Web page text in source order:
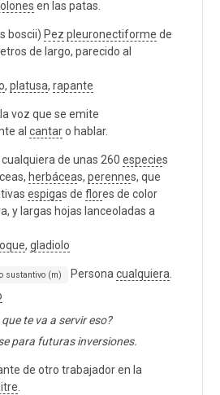
en las patas.
boscii) Pez pleuronectiforme de
de largo, parecido al
, platusa, rapante
voz que se emite
al cantaro hablar.
de unas 260 especies
herbáceas, perennes, que
espigas de flores de color
y largas hojas lanceoladas a
, gladiolo
sustantivo (m) Persona cualquiera
te va a servir eso?
para futuras inversiones.
de otro trabajador en la
.